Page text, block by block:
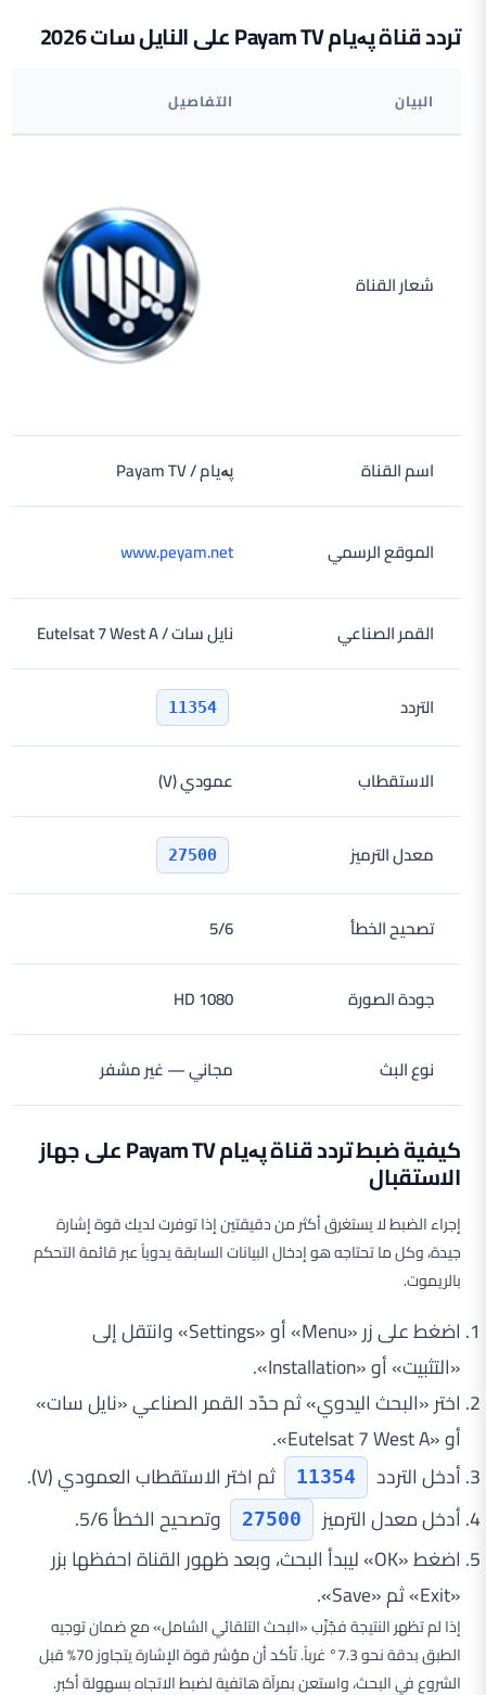
تردد قناة پەیام Payam TV على النايل سات 2026
البيان التفاصيل
شعار القناة
اسم القناة پەیام / Payam TV
الموقع الرسمي www.peyam.net
القمر الصناعي نايل سات / Eutelsat 7 West A
التردد 11354
الاستقطاب عمودي (V)
معدل الترميز 27500
تصحيح الخطأ 5/6
جودة الصورة HD 1080
نوع البث مجاني — غير مشفر
كيفية ضبط تردد قناة پەیام Payam TV على جهاز
الاستقبال
إجراء الضبط لا يستغرق أكثر من دقيقتين إذا توفرت لديك قوة إشارة
جيدة، وكل ما تحتاجه هو إدخال البيانات السابقة يدوياً عبر قائمة التحكم
بالريموت.
اضغط على زر «Menu» أو «Settings» وانتقل إلى
«التثبيت» أو «Installation».
اختر «البحث اليدوي» ثم حدّد القمر الصناعي «نايل سات»
أو «Eutelsat 7 West A».
أدخل التردد
11354
ثم اختر الاستقطاب العمودي (V).
أدخل معدل الترميز
27500
وتصحيح الخطأ 5/6.
اضغط «OK» ليبدأ البحث، وبعد ظهور القناة احفظها بزر
«Exit» ثم «Save».
إذا لم تظهر النتيجة فجّرِّب «البحث التلقائي الشامل» مع ضمان توجيه
الطبق بدقة نحو 7.3° غرباً. تأكد أن مؤشر قوة الإشارة يتجاوز 70% قبل
الشروع في البحث، واستعن بمرآة هاتفية لضبط الاتجاه بسهولة أكبر.